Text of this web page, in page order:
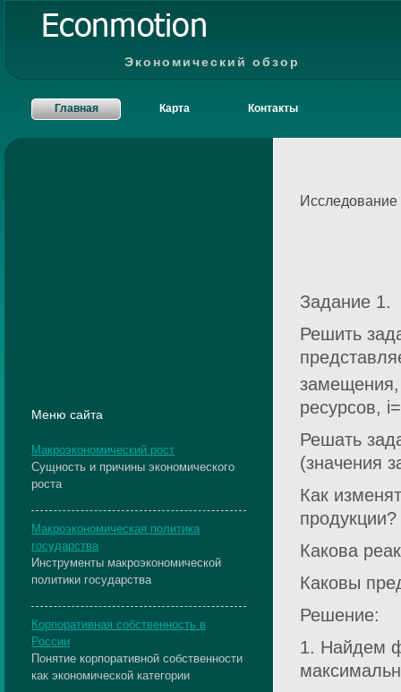
Экономический обзор
Главная Карта Контакты
Исследование
Задание 1.
Решить
ресурсов,
Решать
(значения
Как
продукции?
Какова
Каковы
Решение:
1. Найдем
Меню сайта
Макроэкономический рост
Сущность и причины экономического
роста
Макроэкономическая политика
государства
Инструменты макроэкономической
политики государства
Корпоративная собственность в
России
Понятие корпоративной собственности
как экономической категории